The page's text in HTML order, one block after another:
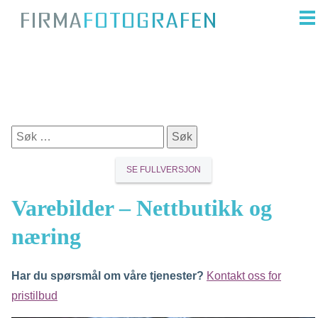
SE FULLVERSJON
Varebilder – Nettbutikk og
næring
Har du spørsmål om våre tjenester? Kontakt oss for
pristilbud